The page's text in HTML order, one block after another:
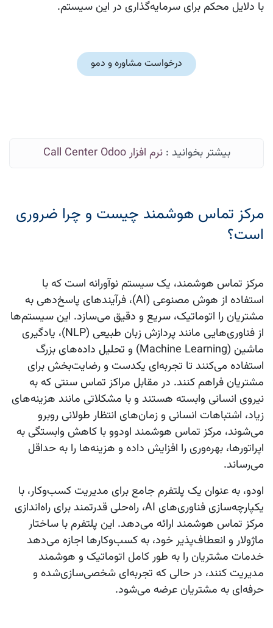
با دلایل محکم برای سرمایه‌گذاری در این سیستم.
درخواست مشاوره و دمو
بیشتر بخوانید :نرم افزار Call Center Odoo
مرکز تماس هوشمند چیست و چرا ضروری
است؟
مرکز تماس هوشمند، یک سیستم نوآورانه است که با
استفاده از هوش مصنوعی (AI)، فرآیندهای پاسخ‌دهی به
مشتریان را اتوماتیک، سریع و دقیق می‌سازد. این سیستم‌ها
از فناوری‌هایی مانند پردازش زبان طبیعی (NLP)، یادگیری
ماشین (Machine Learning) و تحلیل داده‌های بزرگ
استفاده می‌کنند تا تجربه‌ای یکدست و رضایت‌بخش برای
مشتریان فراهم کنند. در مقابل مراکز تماس سنتی که به
نیروی انسانی وابسته هستند و با مشکلاتی مانند هزینه‌های
زیاد، اشتباهات انسانی و زمان‌های انتظار طولانی روبرو
می‌شوند، مرکز تماس هوشمند اودوو با کاهش وابستگی به
اپراتورها، بهره‌وری را افزایش داده و هزینه‌ها را به حداقل
می‌رساند.
اودو، به عنوان یک پلتفرم جامع برای مدیریت کسب‌وکار، با
یکپارچه‌سازی فناوری‌های AI، راه‌حلی قدرتمند برای راه‌اندازی
مرکز تماس هوشمند ارائه می‌دهد. این پلتفرم با ساختار
ماژولار و انعطاف‌پذیر خود، به کسب‌وکارها اجازه می‌دهد
خدمات مشتریان را به طور کامل اتوماتیک و هوشمند
مدیریت کنند، در حالی که تجربه‌ای شخصی‌سازی‌شده و
حرفه‌ای به مشتریان عرضه می‌شود.